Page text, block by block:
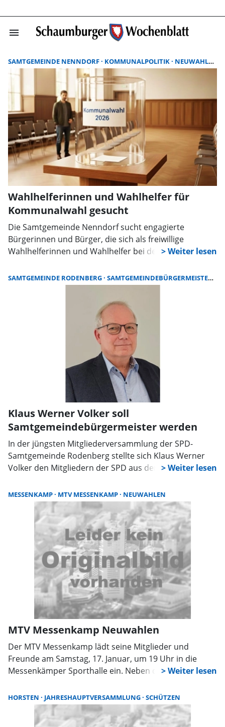
menu
SAMTGEMEINDE NENNDORF KOMMUNALPOLITIK NEUWAHLEN
Wahlhelferinnen und Wahlhelfer für
Kommunalwahl gesucht
Die Samtgemeinde Nenndorf sucht engagierte
Bürgerinnen und Bürger, die sich als freiwillige
Wahlhelferinnen und Wahlhelfer bei der
möglichen Stichwahl zur Wahl des
Samtgemeindebürgermeisters am 27. September
SAMTGEMEINDE RODENBERG SAMTGEMEINDEBÜRGERMEISTER
Klaus Werner Volker soll
Samtgemeindebürgermeister werden
In der jüngsten Mitgliederversammlung der SPD-
Samtgemeinde Rodenberg stellte sich Klaus Werner
Volker den Mitgliedern der SPD aus den Ortsvereinen
Samtgemeindebürgermeisters vor. In der
anschließenden geheimen Abstimmung wurde Volker
mit großer Mehrheit zum Kandidaten der SPD für das
Amt gewählt.
MESSENKAMP MTV MESSENKAMP NEUWAHLEN
MTV Messenkamp Neuwahlen
Der MTV Messenkamp lädt seine Mitglieder und
Freunde am Samstag, 17. Januar, um 19 Uhr in die
Messenkämper Sporthalle ein. Neben den Ehrungen,
diesem Jahr u.a. auch darum, gemeinsam
Veränderungen im Vorstand durch Neuwahlen zu
beschließen. Für das leibliche Wohl ist gesorgt.
HORSTEN JAHRESHAUPTVERSAMMLUNG SCHÜTZEN